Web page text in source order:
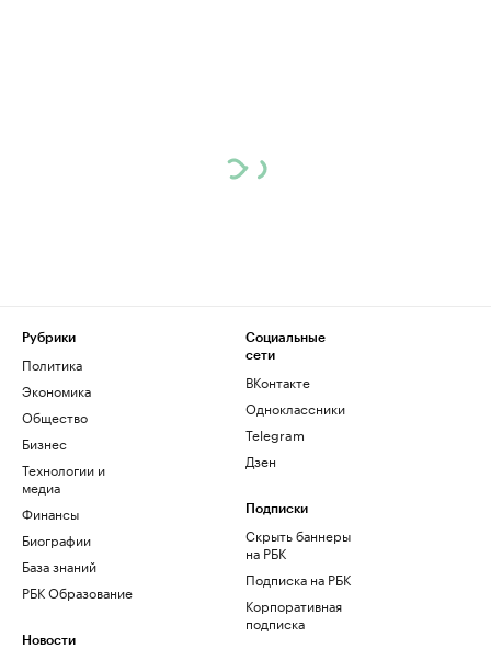
Рубрики
Политика
Экономика
Общество
Бизнес
Технологии и
медиа
Финансы
Биографии
База знаний
РБК Образование
Новости
Социальные
сети
ВКонтакте
Одноклассники
Telegram
Дзен
Подписки
Скрыть баннеры
на РБК
Подписка на РБК
Корпоративная
подписка